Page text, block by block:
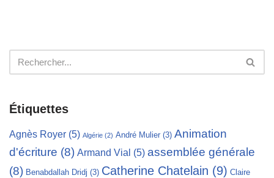
Étiquettes
Agnès Royer (5) Algérie (2) André Mulier (3) Animation
d'écriture (8) Armand Vial (5) assemblée générale
(8) Benabdallah Dridj (3) Catherine Chatelain (9) Claire